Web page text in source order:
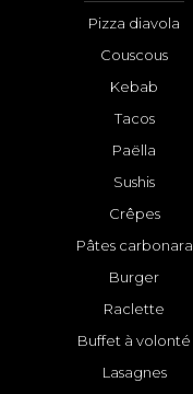
Pizza diavola
Couscous
Kebab
Tacos
Paëlla
Sushis
Crêpes
Pâtes carbonara
Burger
Raclette
Buffet à volonté
Lasagnes